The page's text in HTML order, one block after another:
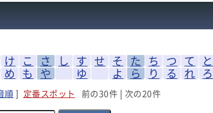
け こ さ し す せ そ た ち つ て と
め も や ゆ よ ら り る れ ろ
順 ] 定番スポット 前の30件 | 次の20件